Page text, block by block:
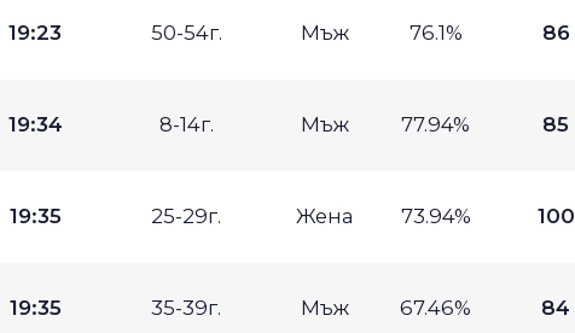
19:23 50-54г. Мъж 76.1% 86
19:34 8-14г. Мъж 77.94% 85
19:35 25-29г. Жена 73.94% 100
19:35 35-39г. Мъж 67.46% 84